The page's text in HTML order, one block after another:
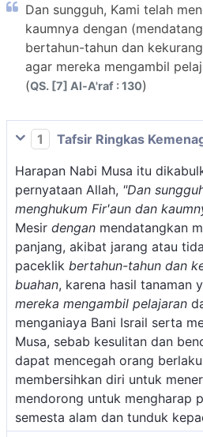
Dan sungguh, Kami telah
kaumnya dengan
bertahun-tahun dan
agar mereka mengambil
(QS. [7] Al-A'raf : 130)
1
Tafsir Ringkas
Harapan Nabi Musa itu
pernyataan Allah, "Dan
menghukum Fir'aun dan
Mesir dengan mendatangkan
panjang, akibat jarang atau
paceklik bertahun-tahun dan
buahan, karena hasil tanaman
mereka mengambil pelajaran
menganiaya Bani Israil serta
Musa, sebab kesulitan dan
dapat mencegah orang
membersihkan diri untuk
mendorong untuk mengharap
semesta alam dan tunduk